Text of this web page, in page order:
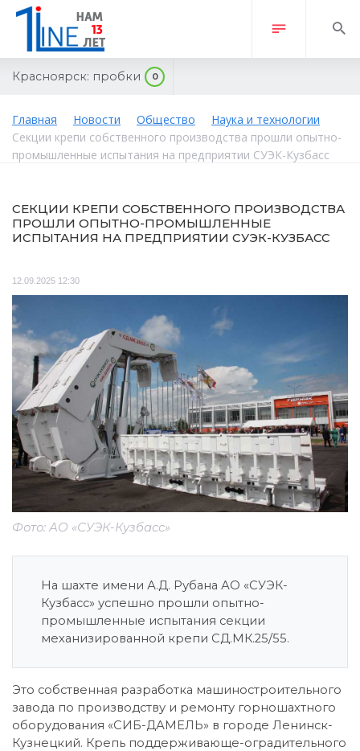
Красноярск: пробки 0
Главная Новости Общество
Наука и технологии
Секции крепи собственного производства прошли опытно-
промышленные испытания на предприятии СУЭК-Кузбасс
СЕКЦИИ КРЕПИ СОБСТВЕННОГО ПРОИЗВОДСТВА
ПРОШЛИ ОПЫТНО-ПРОМЫШЛЕННЫЕ
ИСПЫТАНИЯ НА ПРЕДПРИЯТИИ СУЭК-КУЗБАСС
12.09.2025 12:30
Фото: АО «СУЭК-Кузбасс»
На шахте имени А.Д. Рубана АО «СУЭК-
Кузбасс» успешно прошли опытно-
промышленные испытания секции
механизированной крепи СД.МК.25/55.
Это собственная разработка машиностроительного
завода по производству и ремонту горношахтного
оборудования «СИБ-ДАМЕЛЬ» в городе Ленинск-
Кузнецкий. Крепь поддерживающе-оградительного